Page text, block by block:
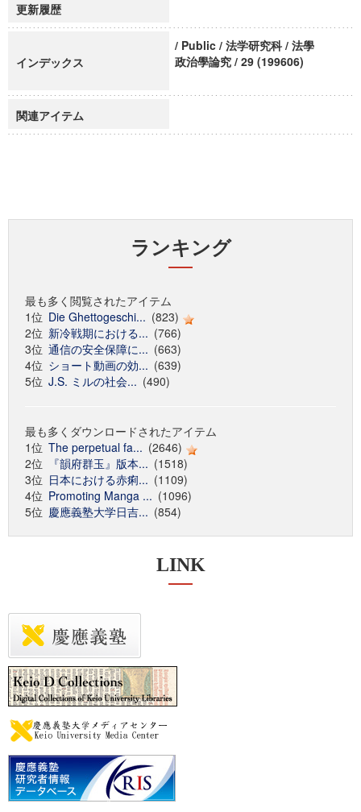
更新履歴
インデックス
/ Public / 法学研究科 / 法學
政治學論究 / 29 (199606)
関連アイテム
ランキング
最も多く閲覧されたアイテム
1位 Die Ghettogeschi... (823)
2位 新冷戦期における... (766)
3位 通信の安全保障に... (663)
4位 ショート動画の効... (639)
5位 J.S. ミルの社会... (490)
最も多くダウンロードされたアイテム
1位 The perpetual fa... (2646)
2位
『韻府群玉』版本... (1518)
3位 日本における赤痢... (1109)
4位 Promoting Manga ... (1096)
5位 慶應義塾大学日吉... (854)
LINK